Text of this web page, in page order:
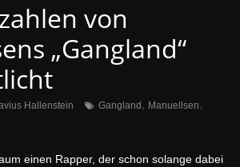
von
„Gangland“
Hallenstein Gangland , Manuellsen,
einen Rapper, der schon solange dabei